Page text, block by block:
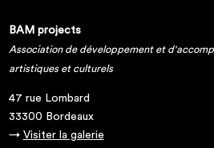
BAM projects
Association de développement et
artistiques et culturels
47 rue Lombard
33300 Bordeaux
→ Visiter la galerie